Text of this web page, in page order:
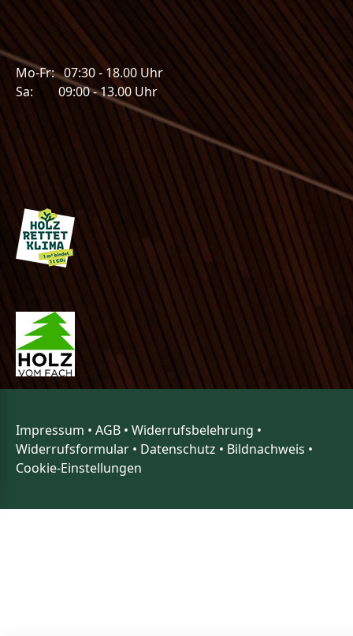
Mo-Fr: 07:30 - 18.00 Uhr
Sa: 09:00 - 13.00 Uhr
Impressum • AGB • Widerrufsbelehrung •
Widerrufsformular • Datenschutz • Bildnachweis •
Cookie-Einstellungen